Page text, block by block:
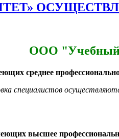
ООО "Учебный
среднее
специалистов
высшее